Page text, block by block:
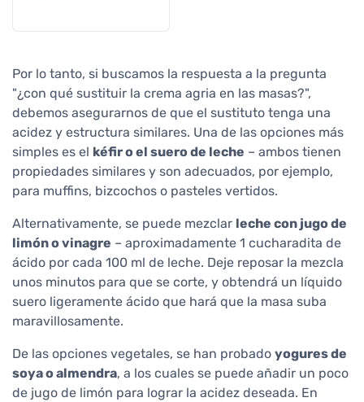
Por lo tanto, si buscamos la respuesta a la pregunta
"¿con qué sustituir la crema agria en las masas?",
debemos asegurarnos de que el sustituto tenga una
acidez y estructura similares. Una de las opciones más
simples es el kéfir o el suero de leche – ambos tienen
propiedades similares y son adecuados, por ejemplo,
para muffins, bizcochos o pasteles vertidos.
Alternativamente, se puede mezclar leche con jugo de
limón o vinagre – aproximadamente 1 cucharadita de
ácido por cada 100 ml de leche. Deje reposar la mezcla
unos minutos para que se corte, y obtendrá un líquido
suero ligeramente ácido que hará que la masa suba
maravillosamente.
De las opciones vegetales, se han probado yogures de
soya o almendra, a los cuales se puede añadir un poco
de jugo de limón para lograr la acidez deseada. En